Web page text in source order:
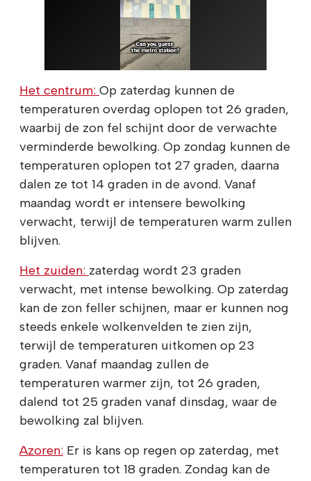
Het centrum: Op zaterdag kunnen de
temperaturen overdag oplopen tot 26 graden,
waarbij de zon fel schijnt door de verwachte
verminderde bewolking. Op zondag kunnen de
temperaturen oplopen tot 27 graden, daarna
dalen ze tot 14 graden in de avond. Vanaf
maandag wordt er intensere bewolking
verwacht, terwijl de temperaturen warm zullen
blijven.
Het zuiden: zaterdag wordt 23 graden
verwacht, met intense bewolking. Op zaterdag
kan de zon feller schijnen, maar er kunnen nog
steeds enkele wolkenvelden te zien zijn,
terwijl de temperaturen uitkomen op 23
graden. Vanaf maandag zullen de
temperaturen warmer zijn, tot 26 graden,
dalend tot 25 graden vanaf dinsdag, waar de
bewolking zal blijven.
Azoren: Er is kans op regen op zaterdag, met
temperaturen tot 18 graden. Zondag kan de